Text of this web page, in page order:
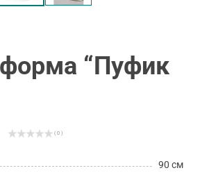
“Пуфик
( 0 )
90 см